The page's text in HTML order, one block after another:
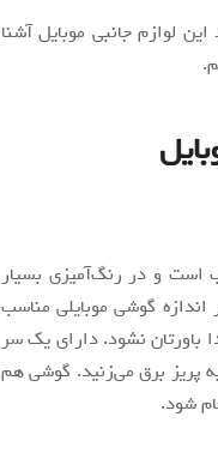
لوازم جانبی موبایل آشنا
است و در رنگ‌آمیزی بسیار
و برای هر اندازه گوشی موبایلی مناسب
باورتان نشود. دارای یک سر
پریز برق می‌زنید. گوشی هم
شود.